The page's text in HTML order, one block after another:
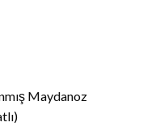
Maydanoz